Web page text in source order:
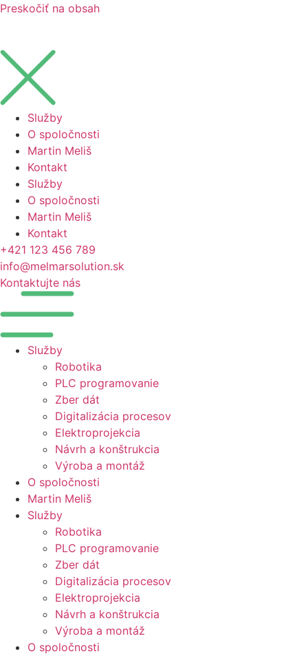
Preskočiť na obsah
Služby
O spoločnosti
Martin Meliš
Kontakt
Služby
O spoločnosti
Martin Meliš
Kontakt
+421 123 456 789
info@melmarsolution.sk
Kontaktujte nás
Služby
Robotika
PLC programovanie
Zber dát
Digitalizácia procesov
Elektroprojekcia
Návrh a konštrukcia
Výroba a montáž
O spoločnosti
Martin Meliš
Služby
Robotika
PLC programovanie
Zber dát
Digitalizácia procesov
Elektroprojekcia
Návrh a konštrukcia
Výroba a montáž
O spoločnosti